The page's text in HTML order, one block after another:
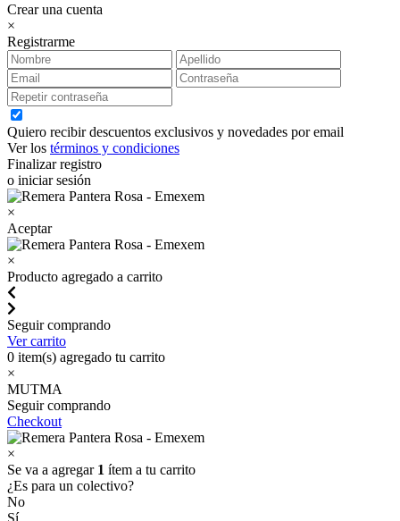
Crear una cuenta
×
Registrarme
Quiero recibir descuentos exclusivos y novedades por email
Ver los términos y condiciones
Finalizar registro
o iniciar sesión
×
Aceptar
×
Producto agregado a carrito
Seguir comprando
Ver carrito
0 item(s) agregado tu carrito
×
MUTMA
Seguir comprando
Checkout
×
Se va a agregar 1 ítem a tu carrito
¿Es para un colectivo?
No
Sí